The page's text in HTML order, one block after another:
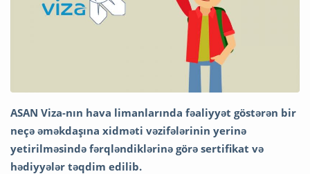
ASAN Viza-nın hava limanlarında fəaliyyət göstərən bir
neçə əməkdaşına xidməti vəzifələrinin yerinə
yetirilməsində fərqləndiklərinə görə sertifikat və
hədiyyələr təqdim edilib.